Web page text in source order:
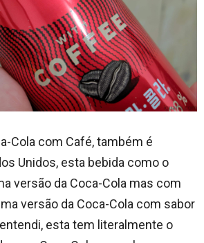
Cola com Café, também é
Unidos, esta bebida como o
versão da Coca-Cola mas com
versão da Coca-Cola com sabor
esta tem literalmente o